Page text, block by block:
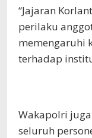
“Jajaran
perilaku
memengaruhi
terhadap
Wakapolri
seluruh